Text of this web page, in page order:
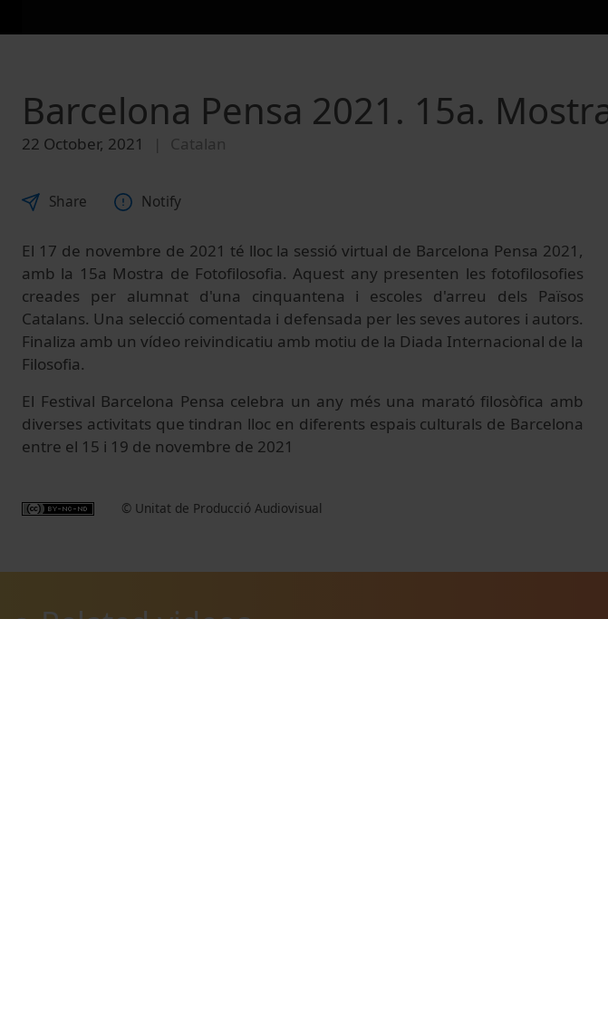
Barcelona Pensa 2021. 15a.
22 October, 2021 Catalan
Share Notify
El 17 de novembre de 2021 té lloc la sessió virtual de Barcelona Pensa 2021,
amb la 15a Mostra de Fotofilosofia. Aquest any presenten les fotofilosofies
creades per alumnat d'una cinquantena i escoles d'arreu dels Països
Catalans. Una selecció comentada i defensada per les seves autores i autors.
Finaliza amb un vídeo reivindicatiu amb motiu de la Diada Internacional de la
Filosofia.
El Festival Barcelona Pensa celebra un any més una marató filosòfica amb
diverses activitats que tindran lloc en diferents espais culturals de Barcelona
entre el 15 i 19 de novembre de 2021
© Unitat de Producció Audiovisual
Related videos